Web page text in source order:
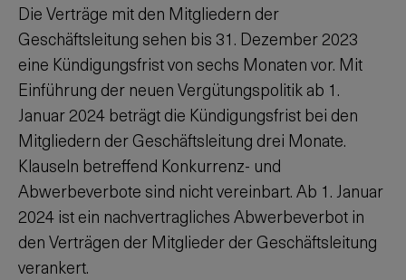
Die Verträge mit den Mitgliedern der
Geschäftsleitung sehen bis 31. Dezember 2023
eine Kündigungsfrist von sechs Monaten vor. Mit
Einführung der neuen Vergütungspolitik ab 1.
Januar 2024 beträgt die Kündigungsfrist bei den
Mitgliedern der Geschäftsleitung drei Monate.
Klauseln betreffend Konkurrenz- und
Abwerbeverbote sind nicht vereinbart. Ab 1. Januar
2024 ist ein nachvertragliches Abwerbeverbot in
den Verträgen der Mitglieder der Geschäftsleitung
verankert.